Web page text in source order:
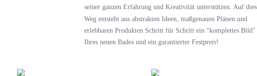
seiner ganzen Erfahrung und Kreativität unterstützen. Auf
Weg entsteht aus abstrakten Ideen, maßgenauen Plänen und
erlebbaren Produkten Schritt für Schritt ein "komplettes Bild"
Ihres neuen Bades und ein garantierter Festpreis!